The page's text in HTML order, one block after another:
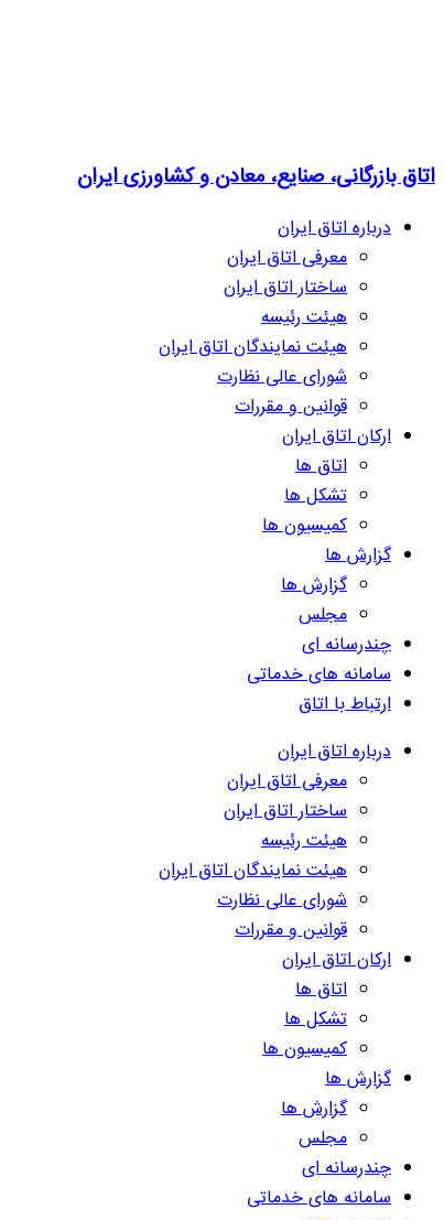
اتاق بازرگانی، صنایع، معادن و کشاورزی ایران
درباره اتاق ایران
معرفی اتاق ایران
ساختار اتاق ایران
هیئت رئیسه
هیئت نمایندگان اتاق ایران
شورای عالی نظارت
قوانین و مقررات
ارکان اتاق ایران
اتاق ها
تشکل ها
کمیسیون ها
گزارش ها
گزارش ها
مجلس
چندرسانه ای
سامانه های خدماتی
ارتباط با اتاق
درباره اتاق ایران
معرفی اتاق ایران
ساختار اتاق ایران
هیئت رئیسه
هیئت نمایندگان اتاق ایران
شورای عالی نظارت
قوانین و مقررات
ارکان اتاق ایران
اتاق ها
تشکل ها
کمیسیون ها
گزارش ها
گزارش ها
مجلس
چندرسانه ای
سامانه های خدماتی